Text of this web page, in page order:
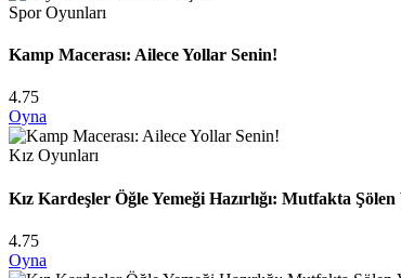
Spor Oyunları
Kamp Macerası: Ailece Yollar Senin!
4.75
Oyna
Kız Oyunları
Kız Kardeşler Öğle Yemeği Hazırlığı: Mutfakta
4.75
Oyna